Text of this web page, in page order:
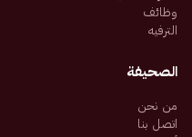
وظائف
الترفيه
الصحيفة
من نحن
اتصل بنا